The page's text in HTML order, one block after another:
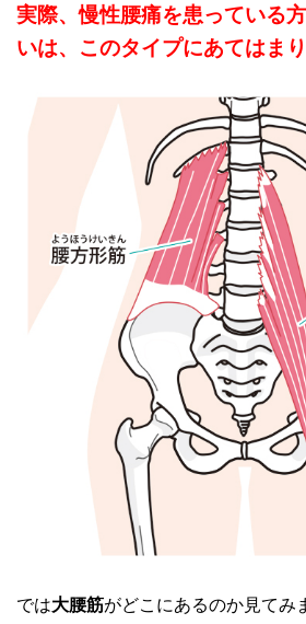
実際、慢性腰痛を患っている
いは、このタイプにあてはまり
では大腰筋がどこにあるのか見てみ